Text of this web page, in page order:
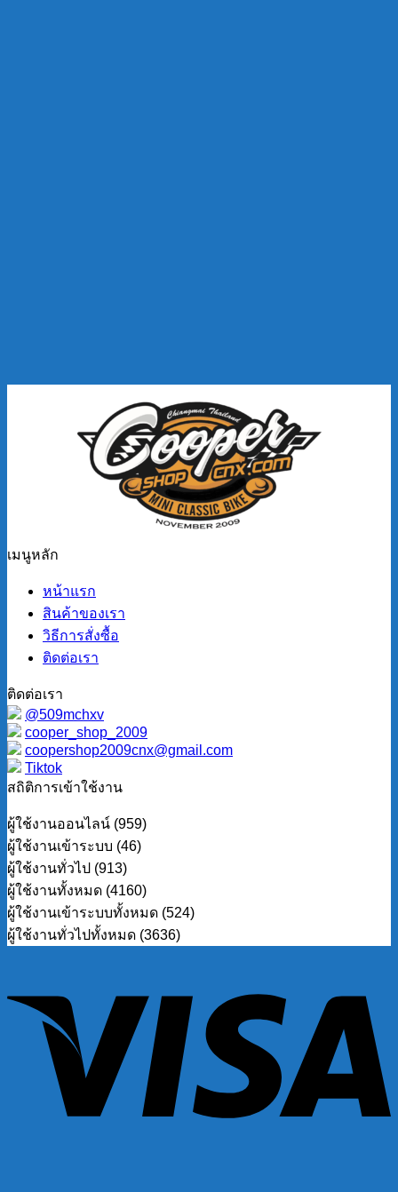
เมนูหลัก
หน้าแรก
สินค้าของเรา
วิธีการสั่งซื้อ
ติดต่อเรา
ติดต่อเรา
@509mchxv
cooper_shop_2009
coopershop2009cnx@gmail.com
Tiktok
สถิติการเข้าใช้งาน
ผู้ใช้งานออนไลน์ (959)
ผู้ใช้งานเข้าระบบ (46)
ผู้ใช้งานทั่วไป (913)
ผู้ใช้งานทั้งหมด (4160)
ผู้ใช้งานเข้าระบบทั้งหมด (524)
ผู้ใช้งานทั่วไปทั้งหมด (3636)